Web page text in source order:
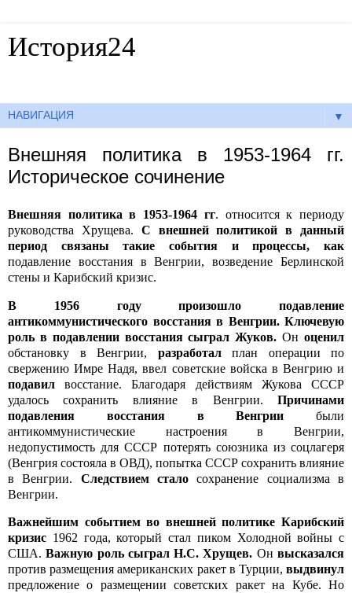
История24
▼
Внешняя политика в 1953-1964 гг.
Историческое сочинение
Внешняя политика в 1953-1964 гг. относится к периоду
руководства Хрущева. С внешней политикой в данный
период связаны такие события и процессы, как
подавление восстания в Венгрии, возведение Берлинской
стены и Карибский кризис.
В 1956 году произошло подавление
антикоммунистического восстания в Венгрии. Ключевую
роль в подавлении восстания сыграл Жуков. Оноценил
обстановку в Венгрии, разработал план операции по
свержению Имре Надя, ввел советские войска в Венгрию и
подавил восстание. Благодаря действиям Жукова СССР
удалось сохранить влияние в Венгрии. Причинами
подавления восстания в Венгрии были
антикоммунистические настроения в Венгрии,
недопустимость для СССР потерять союзника из соцлагеря
(Венгрия состояла в ОВД), попытка СССР сохранить влияние
в Венгрии. Следствием стало сохранение социализма в
Венгрии.
Важнейшим событием во внешней политике Карибский
кризис 1962 года, который стал пиком Холодной войны с
США.Важную роль сыграл Н.С. Хрущев. Онвысказался
против размещения американских ракет в Турции, выдвинул
предложение о размещении советских ракет на Кубе. Но